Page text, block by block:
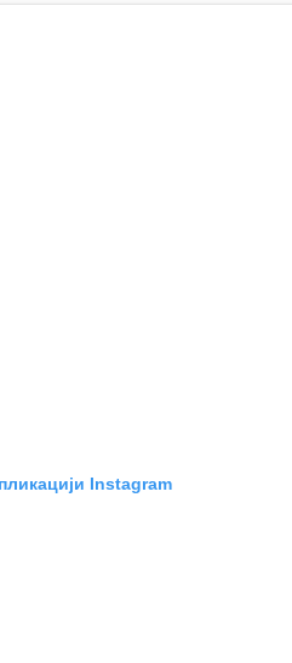
Instagram